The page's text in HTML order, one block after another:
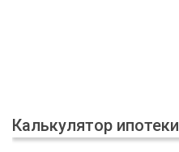
Калькулятор ипотеки